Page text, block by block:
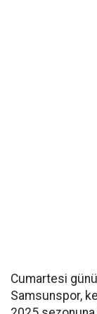
Cumartesi
Samsunspor,